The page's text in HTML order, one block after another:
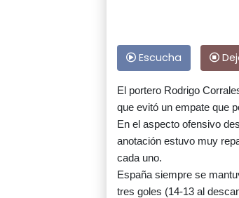
Escucha
El portero Rodrigo
que evitó un empate que
En el aspecto ofensivo
anotación estuvo muy
cada uno.
España siempre se
tres goles (14-13 al